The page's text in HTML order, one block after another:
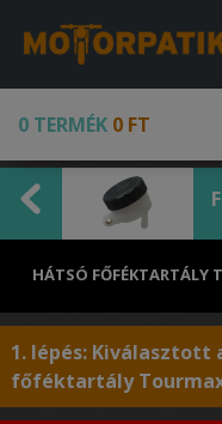
0 TERMÉK 0 FT
HÁTSÓ FŐFÉKTARTÁLY
1. lépés:
főféktartály